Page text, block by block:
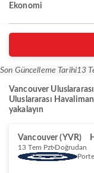
Ekonomi
Son Güncelleme Tarihi13
Vancouver
Uluslararası
yakalayın
Vancouver (YVR)
13 Tem Pzt Doğrudan